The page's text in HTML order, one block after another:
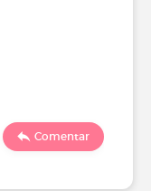
Comentar